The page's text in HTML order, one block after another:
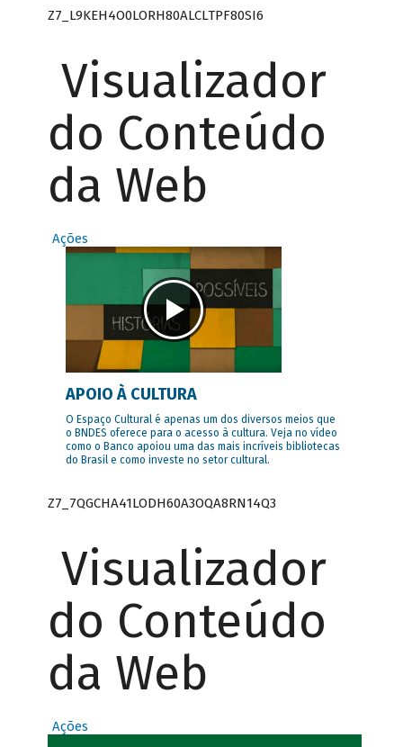
Z7_L9KEH4O0LORH80ALCLTPF80SI6
Visualizador
do Conteúdo
da Web
Ações
APOIO À CULTURA
O Espaço Cultural é apenas um dos diversos meios que
o BNDES oferece para o acesso à cultura. Veja no vídeo
como o Banco apoiou uma das mais incríveis bibliotecas
do Brasil e como investe no setor cultural.
Z7_7QGCHA41LODH60A3OQA8RN14Q3
Visualizador
do Conteúdo
da Web
Ações